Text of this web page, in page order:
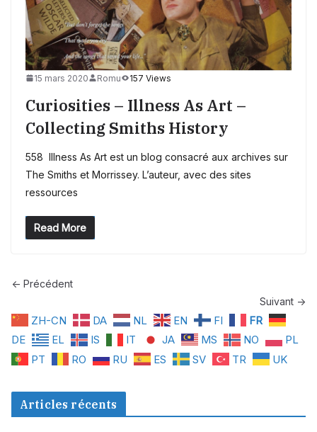
15 mars 2020 Romu 157 Views
Curiosities – Illness As Art –
Collecting Smiths History
558 Illness As Art est un blog consacré aux archives sur
The Smiths et Morrissey. L’auteur, avec des sites
ressources
Read More
← Précédent
Suivant →
ZH-CN DA NL EN FI
FR
DE
EL IS IT JA MS NO
PL
PT
RO RU ES SV TR UK
Articles récents